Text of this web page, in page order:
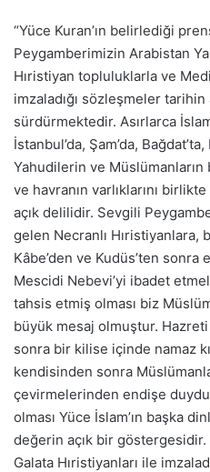
“Yüce Kuran’ın belirlediği
Peygamberimizin Arabistan
Hıristiyan topluluklarla ve
imzaladığı sözleşmeler tarihin
sürdürmektedir. Asırlarca
İstanbul’da, Şam’da,
Yahudilerin ve
ve havranın varlıklarını
açık delilidir. Sevgili
gelen Necranlı Hıristiyanlara,
Kâbe’den ve Kudüs’ten
Mescidi Nebevi’yi ibadet
tahsis etmiş olması biz
büyük mesaj olmuştur.
sonra bir kilise içinde namaz
kendisinden sonra
çevirmelerinden endişe
olması Yüce İslam’ın başka
değerin açık bir göstergesidir.
Galata Hıristiyanları ile